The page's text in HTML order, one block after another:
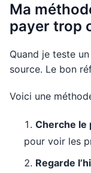
Ma
payer trop
Quand je teste
source. Le bon
Voici une
Cherche le
pour voir les
Regarde